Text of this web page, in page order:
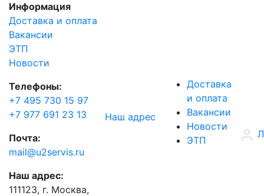
Информация
Доставка и оплата
Вакансии
ЭТП
Новости
Телефоны:
+7 495 730 15 97
+7 977 691 23 13
Почта:
mail@u2servis.ru
Наш адрес:
111123, г. Москва,
Наш адрес
Доставка
и оплата
Вакансии
Новости
ЭТП